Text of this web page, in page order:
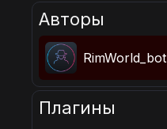
Авторы
RimWorld_bot
Плагины